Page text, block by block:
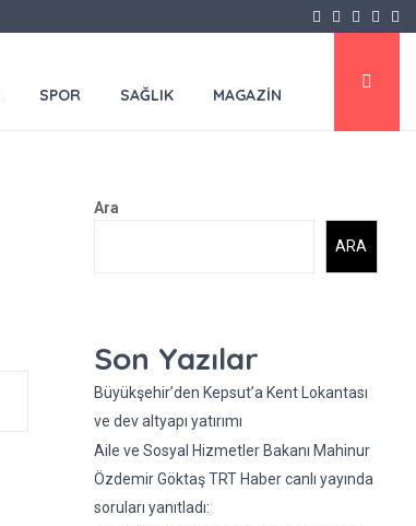
Facebook
Twitter
SPOR SAĞLIK MAGAZİN
Ara
ARA
Son Yazılar
Büyükşehir’den Kepsut’a Kent Lokantası
ve dev altyapı yatırımı
Aile ve Sosyal Hizmetler Bakanı Mahinur
Özdemir Göktaş TRT Haber canlı yayında
soruları yanıtladı: